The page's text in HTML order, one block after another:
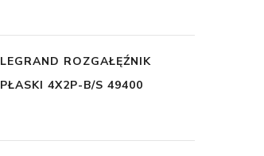
LEGRAND ROZGAŁĘŹNIK
PŁASKI 4X2P-B/S 49400